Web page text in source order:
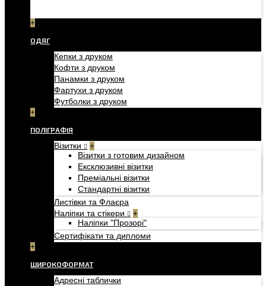
+
ОДЯГ
Кепки з друком
Кофти з друком
Панамки з друком
Фартухи з друком
Футболки з друком
+
ПОЛІГРАФІЯ
Візитки +
Візитки з готовим дизайном
Ексклюзивні візитки
Преміальні візитки
Стандартні візитки
Листівки та Флаєра
Наліпки та стікери
+
Наліпки "Прозорі"
Сертифікати та дипломи
+
ШИРОКОФОРМАТ
Адресні таблички